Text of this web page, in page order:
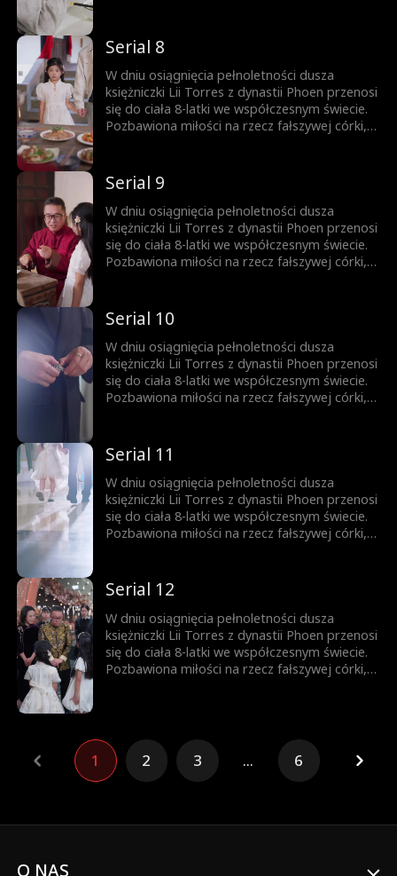
nowe życie u boku ojca, którym wszyscy
gardzą.
Serial 8
W dniu osiągnięcia pełnoletności dusza
księżniczki Lii Torres z dynastii Phoen przenosi
się do ciała 8-latki we współczesnym świecie.
Pozbawiona miłości na rzecz fałszywej córki,
nowe życie u boku ojca, którym wszyscy
gardzą.
Serial 9
W dniu osiągnięcia pełnoletności dusza
księżniczki Lii Torres z dynastii Phoen przenosi
się do ciała 8-latki we współczesnym świecie.
Pozbawiona miłości na rzecz fałszywej córki,
nowe życie u boku ojca, którym wszyscy
gardzą.
Serial 10
W dniu osiągnięcia pełnoletności dusza
księżniczki Lii Torres z dynastii Phoen przenosi
się do ciała 8-latki we współczesnym świecie.
Pozbawiona miłości na rzecz fałszywej córki,
nowe życie u boku ojca, którym wszyscy
gardzą.
Serial 11
W dniu osiągnięcia pełnoletności dusza
księżniczki Lii Torres z dynastii Phoen przenosi
się do ciała 8-latki we współczesnym świecie.
Pozbawiona miłości na rzecz fałszywej córki,
nowe życie u boku ojca, którym wszyscy
gardzą.
Serial 12
W dniu osiągnięcia pełnoletności dusza
księżniczki Lii Torres z dynastii Phoen przenosi
się do ciała 8-latki we współczesnym świecie.
Pozbawiona miłości na rzecz fałszywej córki,
gardzą.
1 2 3 ... 6
O NAS